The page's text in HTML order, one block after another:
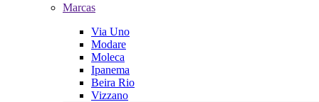
Marcas
Via Uno
Modare
Moleca
Ipanema
Beira Rio
Vizzano